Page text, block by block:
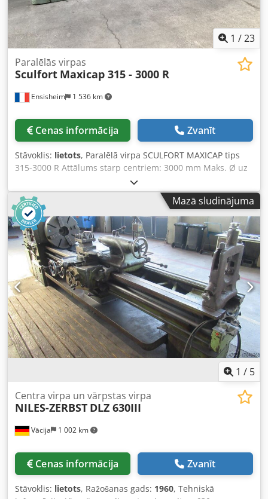
1 /23
Ensisheim 1 536 km
Paralēlās virpas
Sculfort Maxicap 315 - 3000 R
Cenas informācija Zvanīt
Stāvoklis: lietots, Paralēlā virpa SCULFORT MAXICAP tips
315-3000 R Attālums starp centriem: 3000 mm Maks. Ø uz
gultas: Ø 635 mm Maks. Ø virs suportu: Ø 470 mm Maks. Ø
pārrautā gultā: Ø 1000 mm x platums 200 mm Vārpstas
motors: 13 ZS Vārpstas diametrs: Ø 71 mm Apgriezieni: no
20 līdz 1300 rpm Četrstūra revolvergalva GOODSHAPE Trīs
žokļu patrona Ø 380 mm Vītņošana: metriskā + Whitworth
Aizmugurējais centrs: MK5 Padeves: automātiska gareniskā
+ šķērseniskā padeve Aprīkota ar: 1 eļļošanas sūkni + 1
priekšplati Ø 1000 mm Dedpfx Aezmwqwob Teck
Komplektā: 2 fiksēti balsti: Ø 380 mm + Ø 1000 mm
Spriegums: 380 V Izmēri (G x P x A): 5200 x 1600 x 1700 mm
Svars: aptuveni 5 t
Mazā sludinājuma
1 / 5
Vācija 1 002 km
Centra virpa un vārpstas virpa
NILES-ZERBST DLZ 630III
Cenas informācija Zvanīt
Stāvoklis: lietots, Ražošanas gads: 1960, Tehniskā